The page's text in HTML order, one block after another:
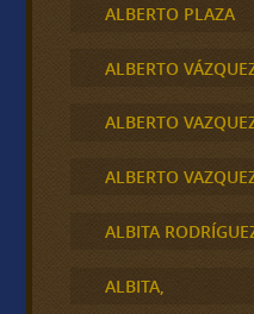
ALBERTO PLAZA
ALBERTO
ALBERTO
ALBERTO
ALBITA
ALBITA,